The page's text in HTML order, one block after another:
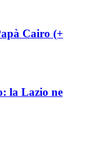
Cairo (+
la Lazio ne